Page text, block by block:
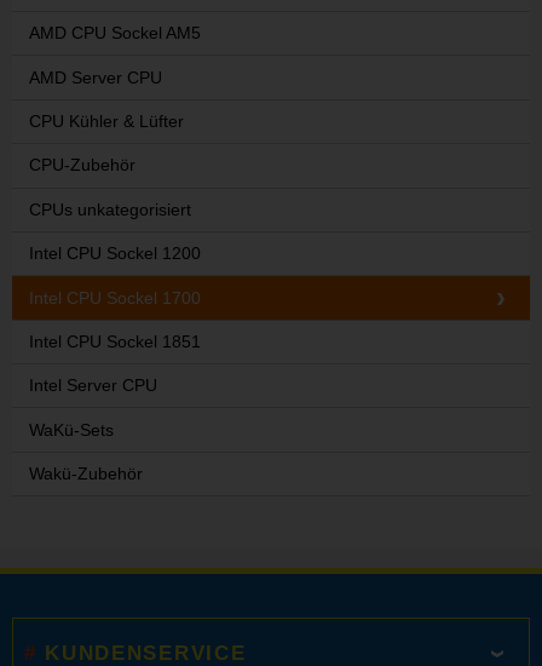
AMD CPU Sockel AM5
AMD Server CPU
CPU Kühler & Lüfter
CPU-Zubehör
CPUs unkategorisiert
Intel CPU Sockel 1200
Intel CPU Sockel 1700
Intel CPU Sockel 1851
Intel Server CPU
WaKü-Sets
Wakü-Zubehör
KUNDENSERVICE